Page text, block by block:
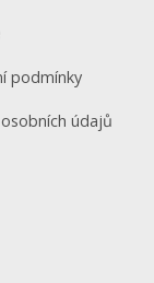
podmínky
údajů